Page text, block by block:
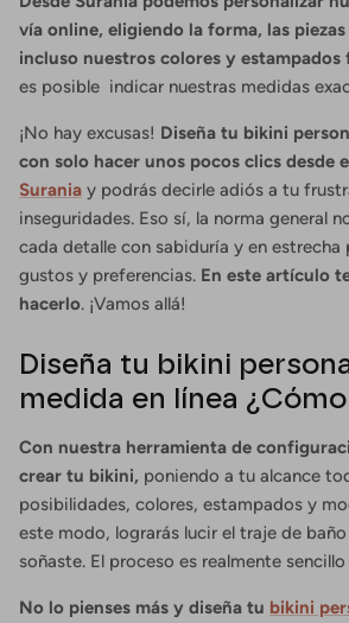
vía online, eligiendo la forma, las
incluso nuestros colores y estampados
es posible indicar nuestras medidas
¡No hay excusas! Diseña tu bikini
con solo hacer unos pocos clics desde
Surania y podrás decirle adiós a tu
inseguridades. Eso sí, la norma general
cada detalle con sabiduría y en
gustos y preferencias. En este artículo
hacerlo. ¡Vamos allá!
Diseña tu bikini
medida en línea
Con nuestra herramienta de
crear tu bikini, poniendo a tu alcance
posibilidades, colores, estampados y
este modo, lograrás lucir el traje de
soñaste. El proceso es realmente
No lo pienses más y diseña tu bikini